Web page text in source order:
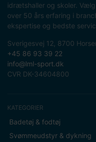
idrætshaller og skoler.
over 50 års erfaring i
ekspertise og bedste
Sverigesvej 12, 8700
+45 86 93 39 22
info@lml-sport.dk
CVR DK-34604800
KATEGORIER
Badetøj & fodtøj
Svømmeudstyr & dykning